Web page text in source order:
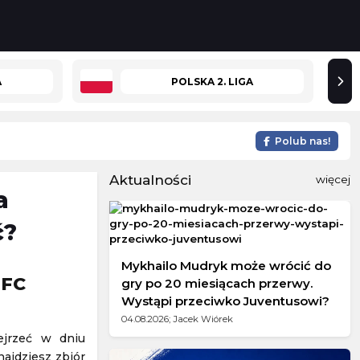
POLSKA 2. LIGA
Polub nas!
w dniu
zbiór
Aktualności więcej
Mykhailo Mudryk może wrócić do
gry po 20 miesiącach przerwy.
Wystąpi przeciwko Juventusowi?
04.08.2026; Jacek Wiórek